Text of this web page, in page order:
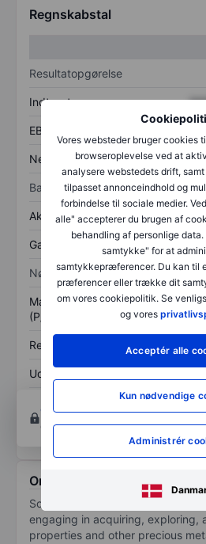
Vores websteder bruger cookies
browseroplevelse ved at
analysere webstedets drift,
tilpasset annonceindhold og
forbindelse til sociale medier.
alle" accepterer du brugen af
behandling af personlige
samtykke" for at
samtykkepræferencer. Du kan til
præferencer eller trække dit
om vores cookiepolitik. Se
og vores
Acceptér alle
Kun nødvendige
Administrér
Regnskabstal
Resultatopgørelse
Indtægter
EBITDA
Nettoresultat
Balance
Aktiver i alt
Gæld
Nøgletal
Markedsværdi/omsætning
(P/S)
Resultat pr. aktie (EPS)
Udbytte pr. aktie
Afkast af egenkapital
Opret kontofor at få adgang
og analyse værktøjer.
Om Solitario Resources Corp.
Solitario Resources Corp is an
engaging in acquiring, exploring,
properties and other precious